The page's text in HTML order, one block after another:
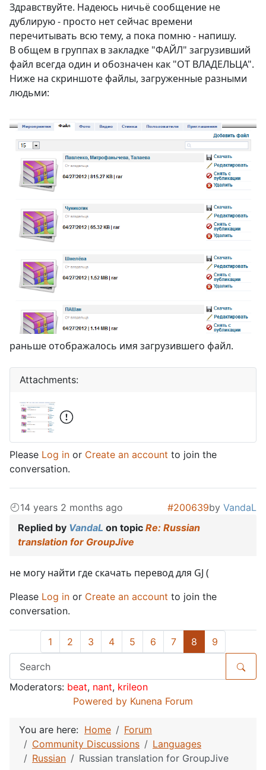
Здравствуйте. Надеюсь ничьё сообщение не
дублирую - просто нет сейчас времени
перечитывать всю тему, а пока помню - напишу.
В общем в группах в закладке "ФАЙЛ" загрузивший
файл всегда один и обозначен как "ОТ ВЛАДЕЛЬЦА".
Ниже на скриншоте файлы, загруженные разными
людьми:
раньше отображалось имя загрузившего файл.
Attachments:
Please Log in or Create an account to join the
conversation.
14 years 2 months ago #200639by VandaL
Replied by VandaL on topic Re: Russian
translation for GroupJive
не могу найти где скачать перевод для GJ (
Please Log in or Create an account to join the
conversation.
1 2 3 4 5 6 7 8 9
Moderators: beat, nant, krileon
Powered by Kunena Forum
You are here: Home
Forum
Community Discussions
Languages
Russian
Russian translation for GroupJive